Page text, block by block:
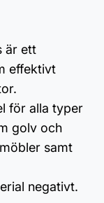
är ett
effektivt
för alla typer
golv och
samt
negativt.